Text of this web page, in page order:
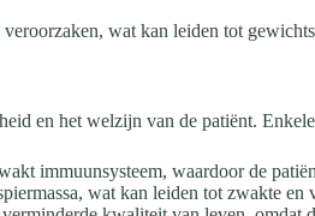
wat kan leiden tot
en het welzijn van de patiënt.
immuunsysteem, waardoor de
wat kan leiden tot zwakte en